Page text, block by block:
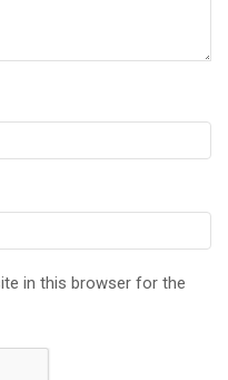
in this browser for the